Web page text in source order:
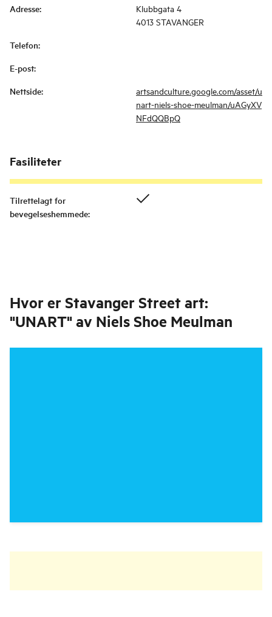
Adresse:
Klubbgata 4
4013 STAVANGER
Telefon:
E-post:
Nettside:
artsandculture.google.com/asset/u
nart-niels-shoe-meulman/uAGyXV
NFdQQBpQ
Fasiliteter
Tilrettelagt for
bevegelseshemmede:
Hvor er Stavanger Street art:
"UNART" av Niels Shoe Meulman